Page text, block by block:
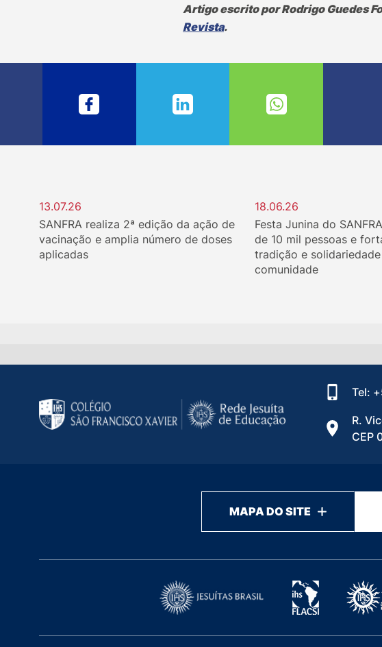
Artigo escrito por Rodrigo Guedes
Revista.
13.07.26
SANFRA realiza 2ª edição da ação de
vacinação e amplia número de doses
aplicadas
18.06.26
Festa Junina do
de 10 mil pessoas e
tradição e
comunidade
Tel:
R.
CEP
MAPA DO SITE